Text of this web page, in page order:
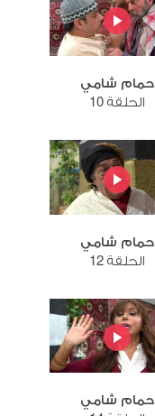
حمام شامي
الحلقة 10
حمام شامي
الحلقة 12
حمام شامي